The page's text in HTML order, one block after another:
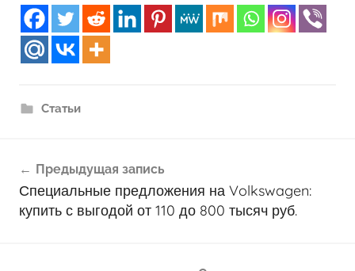
Статьи
по
записям
Предыдущая запись
Специальные предложения на Volkswagen:
купить с выгодой от 110 до 800 тысяч руб.